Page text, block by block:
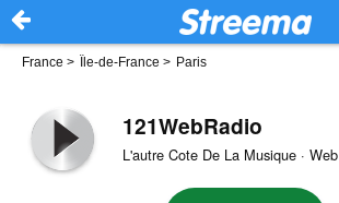
France > Île-de-France > Paris
121WebRadio
L'autre Cote De La Musique · Web